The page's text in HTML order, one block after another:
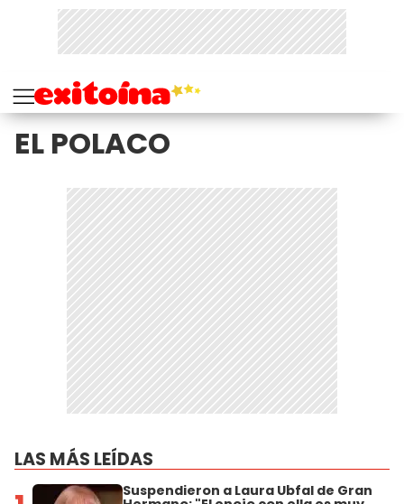
EL POLACO
LAS MÁS LEÍDAS
Suspendieron a Laura Ubfal de Gran